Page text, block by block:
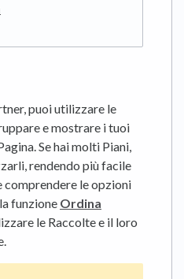
puoi utilizzare le
e mostrare i tuoi
Se hai molti Piani,
rendendo più facile
comprendere le opzioni
funzione Ordina
le Raccolte e il loro